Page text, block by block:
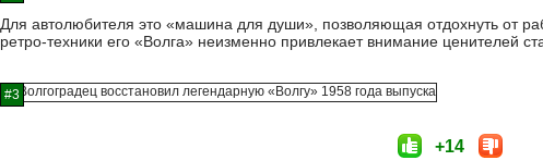
Для автолюбителя это «машина для души», позволяющая отдохнуть от
ретро-техники его «Волга» неизменно привлекает внимание ценителей
+14